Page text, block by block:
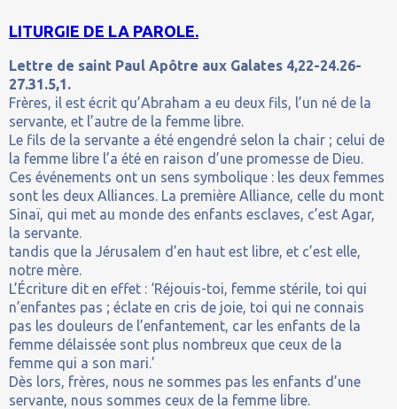
LITURGIE DE LA PAROLE.
Lettre de saint Paul Apôtre aux Galates 4,22-24.26-
27.31.5,1.
Frères, il est écrit qu’Abraham a eu deux fils, l’un né de la
servante, et l’autre de la femme libre.
Le fils de la servante a été engendré selon la chair ; celui de
la femme libre l’a été en raison d’une promesse de Dieu.
Ces événements ont un sens symbolique : les deux femmes
sont les deux Alliances. La première Alliance, celle du mont
Sinaï, qui met au monde des enfants esclaves, c’est Agar,
la servante.
tandis que la Jérusalem d’en haut est libre, et c’est elle,
notre mère.
L’Écriture dit en effet : ‘Réjouis-toi, femme stérile, toi qui
n’enfantes pas ; éclate en cris de joie, toi qui ne connais
pas les douleurs de l’enfantement, car les enfants de la
femme délaissée sont plus nombreux que ceux de la
femme qui a son mari.’
Dès lors, frères, nous ne sommes pas les enfants d’une
servante, nous sommes ceux de la femme libre.